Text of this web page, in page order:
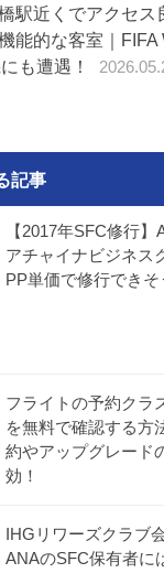
駅近くでアクセス
能的な客室｜FIFA
も遭遇！
記事
【2017年SFC修行
アチャイナビジネス
PP単価で修行できそ
フライトの予約クラ
を無料で確認する方
約やアップグレード
効！
IHGリワーズクラブ
ANAのSFC保有者に